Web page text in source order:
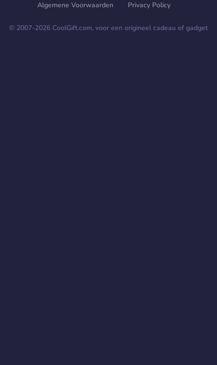
Algemene Voorwaarden Privacy Policy
© 2007-2026 CoolGift.com, voor een origineel cadeau of gadget